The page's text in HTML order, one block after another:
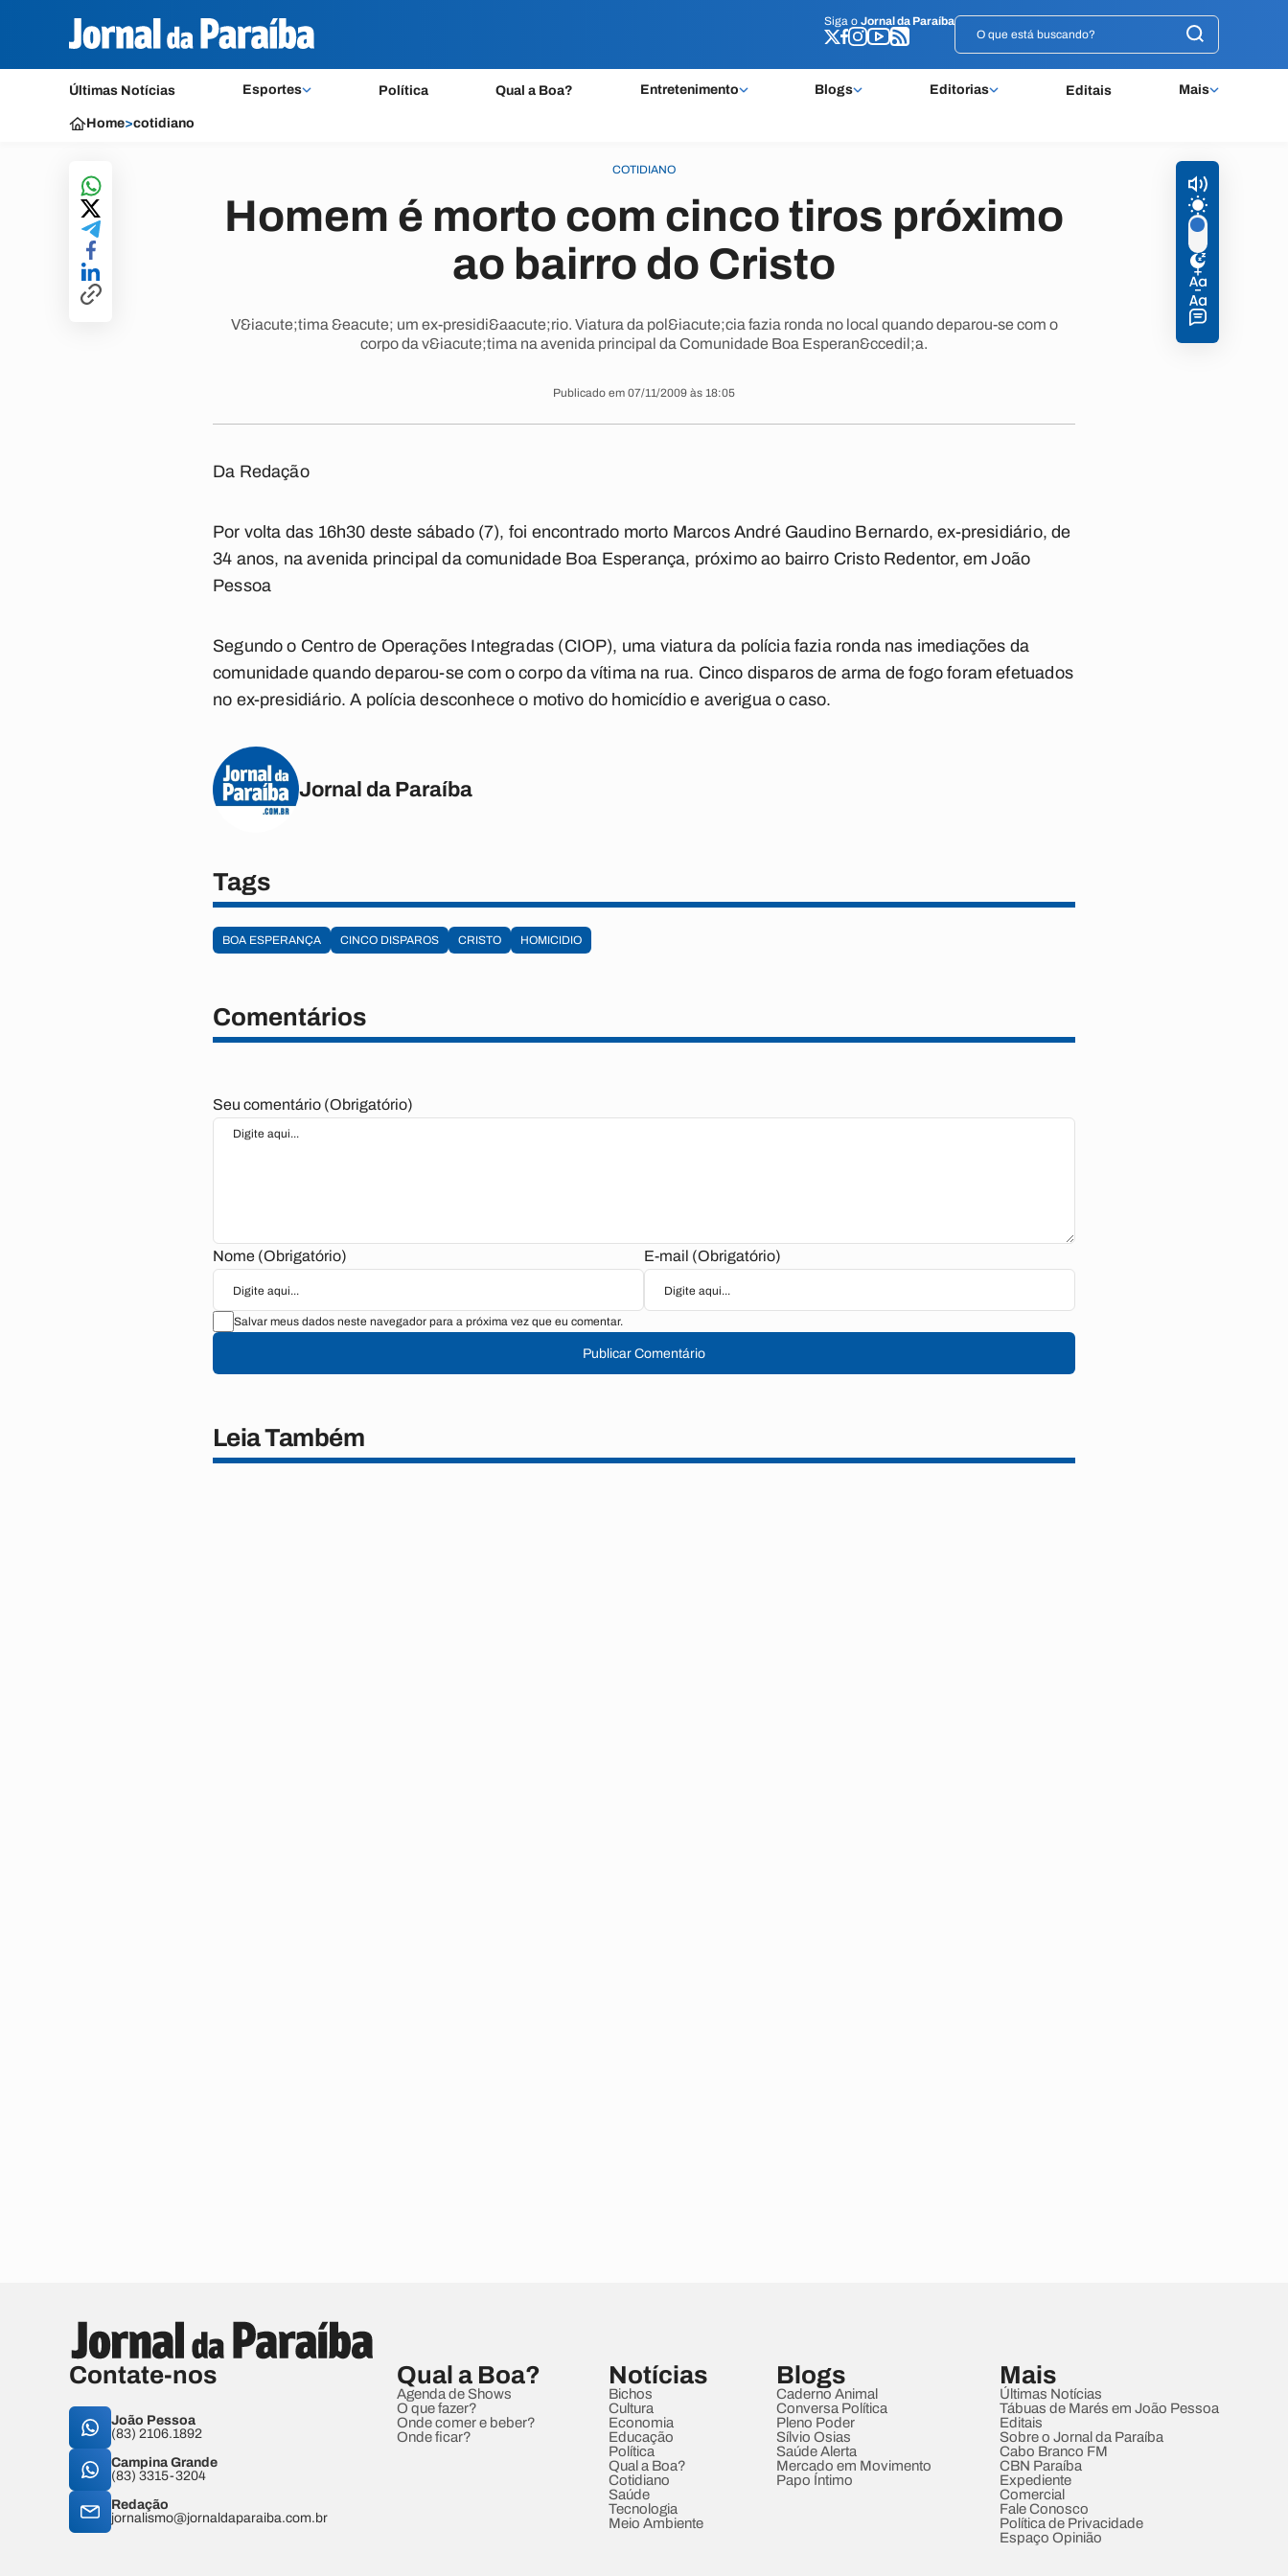
Siga o Jornal da Paraíba
Últimas Notícias Esportes Política Qual a Boa? Entretenimento Blogs Editorias Editais Mais
Siga o Jornal da Paraíba
Home>cotidiano
COTIDIANO
Homem é morto com cinco tiros próximo
ao bairro do Cristo
V&iacute;tima &eacute; um ex-presidi&aacute;rio. Viatura da pol&iacute;cia fazia ronda no local quando deparou-se com o
corpo da v&iacute;tima na avenida principal da Comunidade Boa Esperan&ccedil;a.
Publicado em 07/11/2009 às 18:05
Da Redação
Por volta das 16h30 deste sábado (7), foi encontrado morto Marcos André Gaudino Bernardo, ex-presidiário, de
34 anos, na avenida principal da comunidade Boa Esperança, próximo ao bairro Cristo Redentor, em João
Pessoa
Segundo o Centro de Operações Integradas (CIOP), uma viatura da polícia fazia ronda nas imediações da
comunidade quando deparou-se com o corpo da vítima na rua. Cinco disparos de arma de fogo foram efetuados
no ex-presidiário. A polícia desconhece o motivo do homicídio e averigua o caso.
Jornal da Paraíba
Tags
BOA ESPERANÇA CINCO DISPAROS CRISTO HOMICIDIO
Comentários
Seu comentário (Obrigatório)
Nome (Obrigatório) E-mail (Obrigatório)
Salvar meus dados neste navegador para a próxima vez que eu comentar.
Publicar Comentário
Leia Também
Contate-nos
João Pessoa
(83) 2106.1892
Campina Grande
(83) 3315-3204
Redação
jornalismo@jornaldaparaiba.com.br
Qual a Boa?
Agenda de Shows
O que fazer?
Onde comer e beber?
Onde ficar?
Notícias
Bichos
Cultura
Economia
Educação
Política
Qual a Boa?
Cotidiano
Saúde
Tecnologia
Meio Ambiente
Blogs
Caderno Animal
Conversa Política
Pleno Poder
Sílvio Osias
Saúde Alerta
Mercado em Movimento
Papo Íntimo
Mais
Últimas Notícias
Tábuas de Marés em João Pessoa
Editais
Sobre o Jornal da Paraíba
Cabo Branco FM
CBN Paraíba
Expediente
Comercial
Fale Conosco
Política de Privacidade
Espaço Opinião